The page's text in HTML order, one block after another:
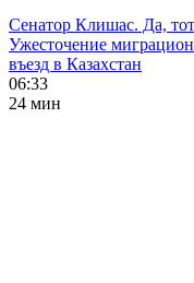
Сенатор Клишас. Да,
Ужесточение
въезд в Казахстан
06:33
24 мин